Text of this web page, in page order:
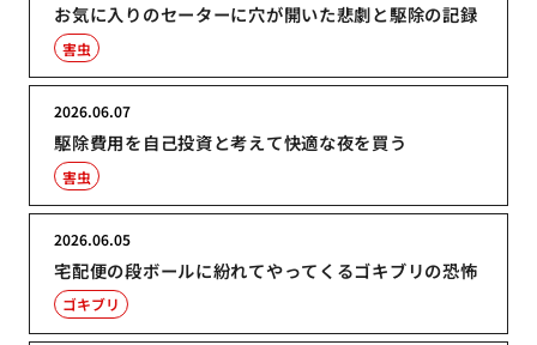
お気に入りのセーターに穴が開いた悲劇と駆除の記録
害虫
駆除費用を自己投資と考えて快適な夜を買う
2026.06.07
害虫
宅配便の段ボールに紛れてやってくるゴキブリの恐怖
2026.06.05
ゴキブリ